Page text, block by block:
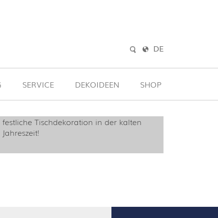
DE
SERVICE DEKOIDEEN SHOP
Jahreszeit!